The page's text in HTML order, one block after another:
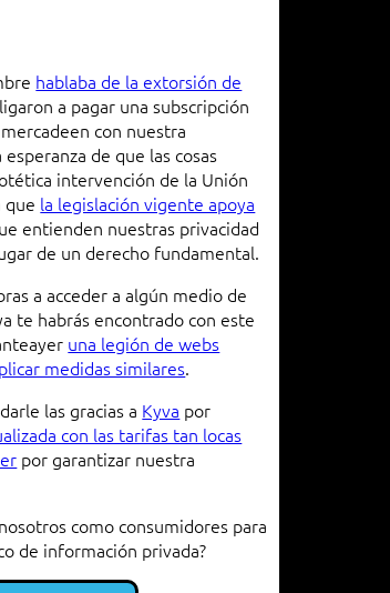
hablaba de la extorsión de
a pagar una subscripción
con nuestra
de que las cosas
intervención de la Unión
la legislación vigente apoya
entienden nuestras privacidad
de un derecho fundamental.
a acceder a algún medio de
te habrás encontrado con este
una legión de webs
medidas similares.
las gracias a Kyva por
con las tarifas tan locas
por garantizar nuestra
como consumidores para
de información privada?